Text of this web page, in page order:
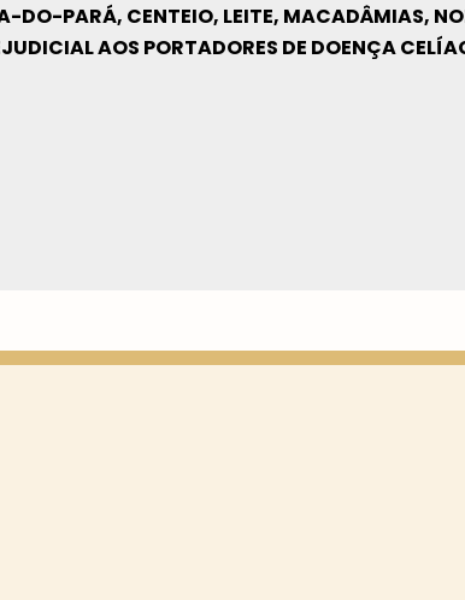
PARÁ, CENTEIO, LEITE, MACADÂMIAS,
AOS PORTADORES DE DOENÇA